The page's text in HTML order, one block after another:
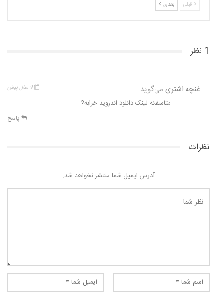
قبلی بعدی
1 نظر
غنچه اشتری می‌گوید
متاسفانه لینک دانلود اندروید خرابه?
پاسخ
نظرات
آدرس ایمیل شما منتشر نخواهد شد.